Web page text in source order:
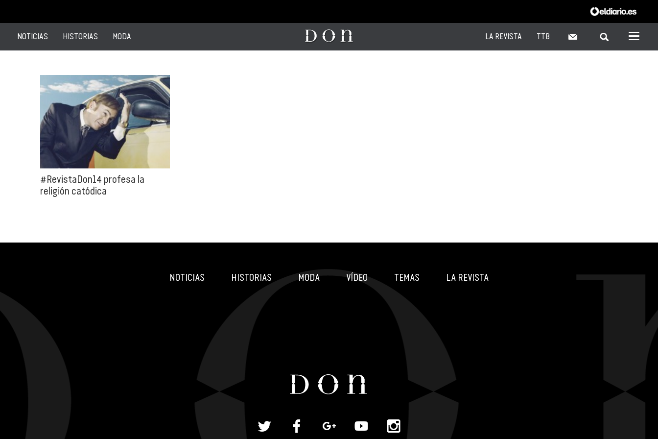
NOTICIAS HISTORIAS MODA LA REVISTA TTB
#RevistaDon14 profesa la
religión catódica
NOTICIAS HISTORIAS MODA VÍDEO TEMAS LA REVISTA